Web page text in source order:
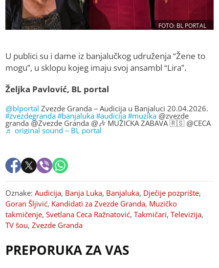
FOTO: BL PORTAL
U publici su i dame iz banjalučkog udruženja “Žene to
mogu”, u sklopu kojeg imaju svoj ansambl “Lira”.
Željka Pavlović, BL portal
@blportal Zvezde Granda – Audicija u Banjaluci 20.04.2026.
#zvezdegranda #banjaluka #audicija #muzika @zvezde
granda @Zvezde Granda @🎶 MUZICKA ZABAVA 🇷🇸 @CECA
♬ original sound – BL portal
Oznake:Audicija, Banja Luka, Banjaluka, Dječije pozprište,
Goran Šljivić, Kandidati za Zvezde Granda, Muzičko
takmičenje,Svetlana Ceca Ražnatović,Takmičari,Televizija,
TV šou,Zvezde Granda
PREPORUKA ZA VAS